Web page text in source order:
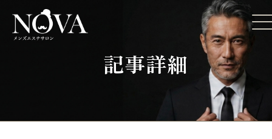
記事詳細